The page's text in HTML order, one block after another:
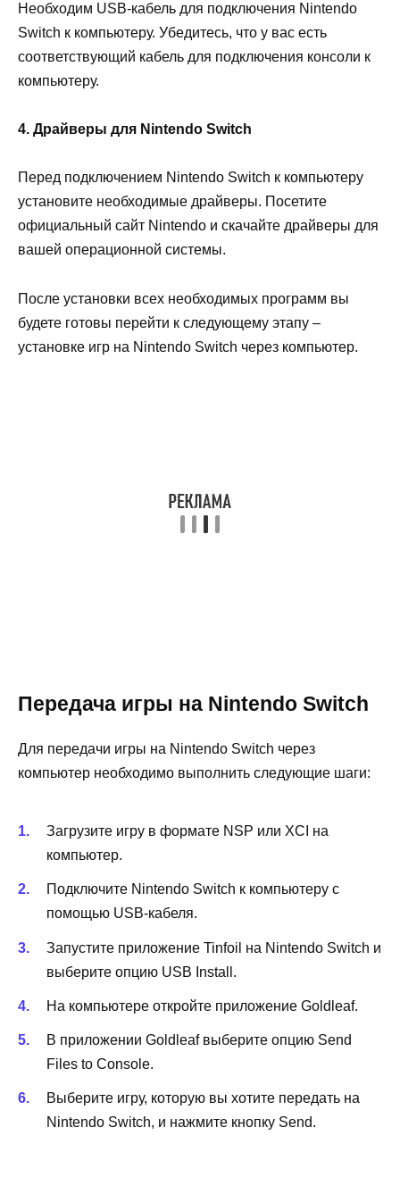
Необходим USB-кабель для подключения Nintendo
Switch к компьютеру. Убедитесь, что у вас есть
соответствующий кабель для подключения консоли к
компьютеру.
4. Драйверы для Nintendo Switch
Перед подключением Nintendo Switch к компьютеру
установите необходимые драйверы. Посетите
официальный сайт Nintendo и скачайте драйверы для
вашей операционной системы.
После установки всех необходимых программ вы
будете готовы перейти к следующему этапу –
установке игр на Nintendo Switch через компьютер.
Передача игры на Nintendo Switch
Для передачи игры на Nintendo Switch через
компьютер необходимо выполнить следующие шаги:
Загрузите игру в формате NSP или XCI на
компьютер.
Подключите Nintendo Switch к компьютеру с
помощью USB-кабеля.
Запустите приложение Tinfoil на Nintendo Switch и
выберите опцию USB Install.
На компьютере откройте приложение Goldleaf.
В приложении Goldleaf выберите опцию Send
Files to Console.
Выберите игру, которую вы хотите передать на
Nintendo Switch, и нажмите кнопку Send.